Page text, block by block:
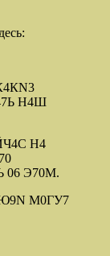
Н4Ш
Н4
06 Э70М.
М0ГУ7